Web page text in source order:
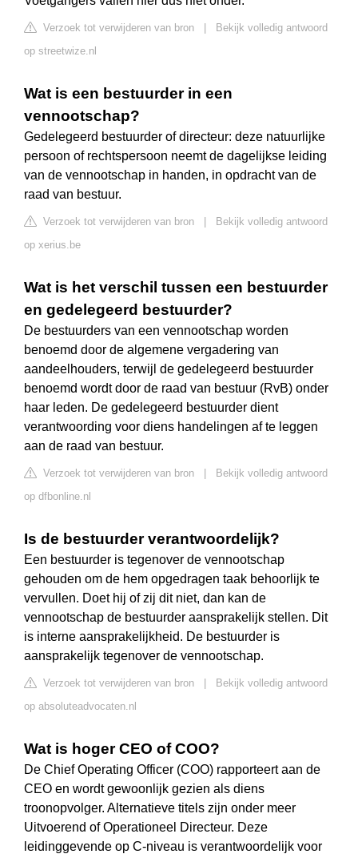
Verzoek tot verwijderen van bron
Bekijk volledig antwoord
op streetwize.nl
Wat is een bestuurder in een
vennootschap?
Gedelegeerd bestuurder of directeur: deze natuurlijke
persoon of rechtspersoon neemt de dagelijkse leiding
van de vennootschap in handen, in opdracht van de
raad van bestuur.
Verzoek tot verwijderen van bron
Bekijk volledig antwoord
op xerius.be
Wat is het verschil tussen een bestuurder
en gedelegeerd bestuurder?
De bestuurders van een vennootschap worden
benoemd door de algemene vergadering van
aandeelhouders, terwijl de gedelegeerd bestuurder
benoemd wordt door de raad van bestuur (RvB) onder
haar leden. De gedelegeerd bestuurder dient
verantwoording voor diens handelingen af te leggen
aan de raad van bestuur.
Verzoek tot verwijderen van bron
Bekijk volledig antwoord
op dfbonline.nl
Is de bestuurder verantwoordelijk?
Een bestuurder is tegenover de vennootschap
gehouden om de hem opgedragen taak behoorlijk te
vervullen. Doet hij of zij dit niet, dan kan de
vennootschap de bestuurder aansprakelijk stellen. Dit
is interne aansprakelijkheid. De bestuurder is
aansprakelijk tegenover de vennootschap.
Verzoek tot verwijderen van bron
Bekijk volledig antwoord
op absoluteadvocaten.nl
Wat is hoger CEO of COO?
De Chief Operating Officer (COO) rapporteert aan de
CEO en wordt gewoonlijk gezien als diens
troonopvolger. Alternatieve titels zijn onder meer
Uitvoerend of Operationeel Directeur. Deze
leidinggevende op C-niveau is verantwoordelijk voor